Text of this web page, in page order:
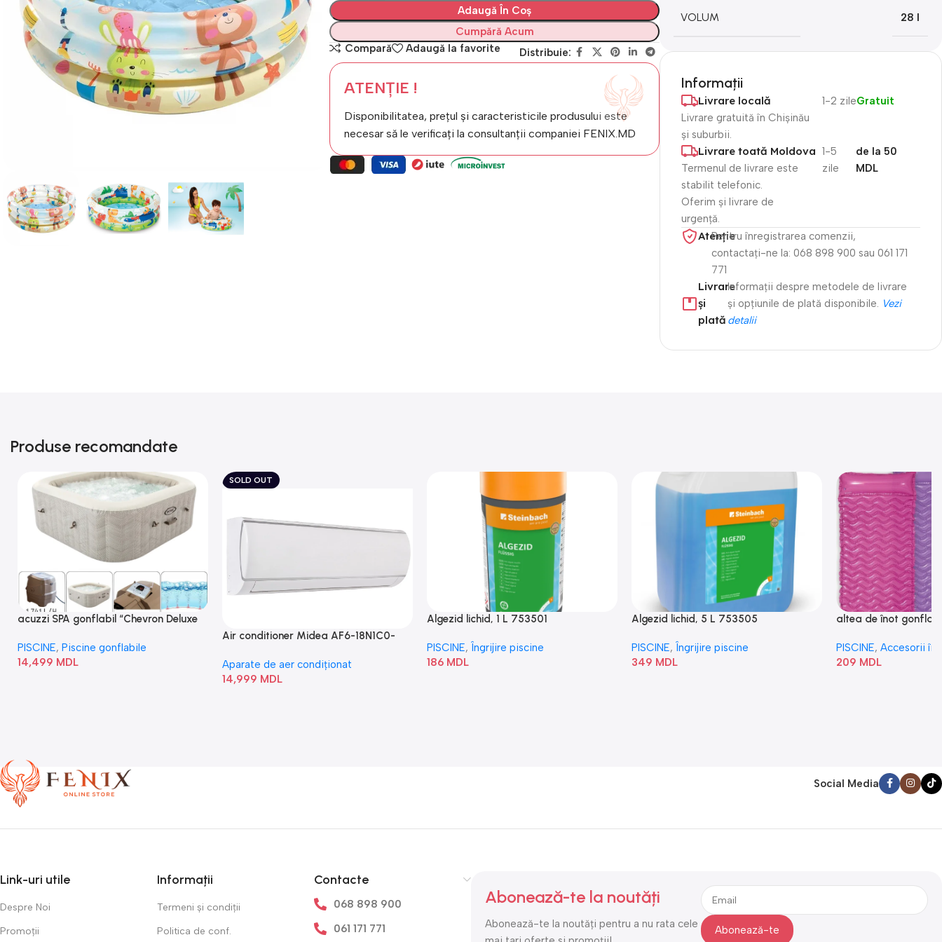
Adaugă În Coș
Cumpără Acum
Compară
Adaugă la favorite Distribuie:
ATENȚIE !
Disponibilitatea, prețul și caracteristicile produsului este
necesar să le verificați la consultanții companiei FENIX.MD
VOLUM 28 l
Informații
Livrare locală
Livrare gratuită în Chișinău
și suburbii.
1-2 zileGratuit
Livrare toată Moldova
Termenul de livrare este
stabilit telefonic.
Oferim și livrare de
urgență.
1-5
zile
de la 50
MDL
Atenție​
Pentru înregistrarea comenzii,
contactați-ne la: 068 898 900 sau 061 171
771
Livrare
și
plată
Informații despre metodele de livrare
și opțiunile de plată disponibile.
Vezi
detalii
Produse recomandate
acuzzi SPA gonflabil “Chevron Deluxe
PISCINE, Piscine gonflabile
14,499 MDL
SOLD OUT
Air conditioner Midea AF6-18N1C0-
Aparate de aer condiționat
14,999 MDL
Algezid lichid, 1 L 753501
PISCINE, Îngrijire piscine
186 MDL
Algezid lichid, 5 L 753505
PISCINE, Îngrijire piscine
349 MDL
altea de înot
PISCINE, Accesorii
209 MDL
Social Media
Link-uri utile
Despre Noi
Promoții
Informații
Termeni și condiții
Politica de conf.
Contacte
068 898 900
061 171 771
Abonează-te la noutăți
Abonează-te la noutăți pentru a nu rata cele